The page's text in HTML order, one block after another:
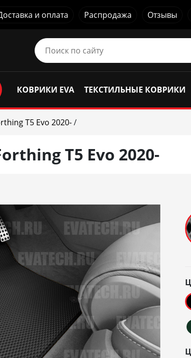
и оплата Распродажа Отзывы
КОВРИКИ EVA ТЕКСТИЛЬНЫЕ КОВРИКИ
T5 Evo 2020-/
T5 Evo 2020-